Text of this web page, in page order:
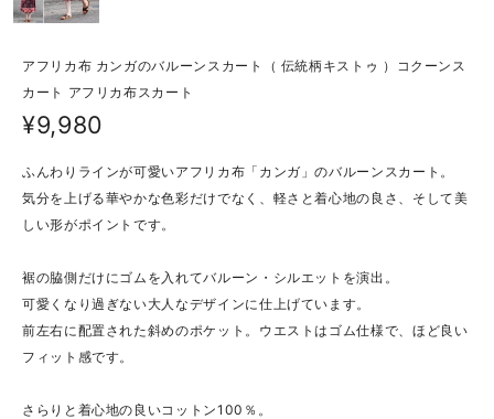
アフリカ布 カンガのバルーンスカート（ 伝統柄キストゥ ）コクーンス
カート アフリカ布スカート
¥9,980
ふんわりラインが可愛いアフリカ布「カンガ」のバルーンスカート。
気分を上げる華やかな色彩だけでなく、軽さと着心地の良さ、そして美
しい形がポイントです。
裾の脇側だけにゴムを入れてバルーン・シルエットを演出。
可愛くなり過ぎない大人なデザインに仕上げています。
前左右に配置された斜めのポケット。ウエストはゴム仕様で、ほど良い
フィット感です。
さらりと着心地の良いコットン100％。